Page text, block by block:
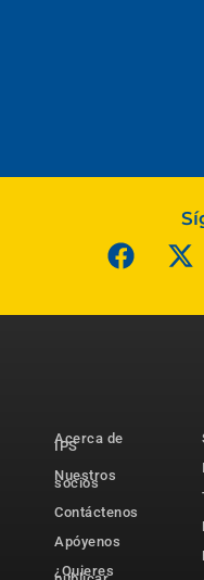
Acerca de
IPS
Nuestros
socios
Contáctenos
Apóyenos
¿Quieres